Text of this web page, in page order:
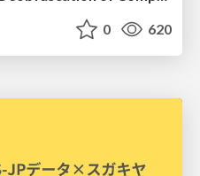
0 620